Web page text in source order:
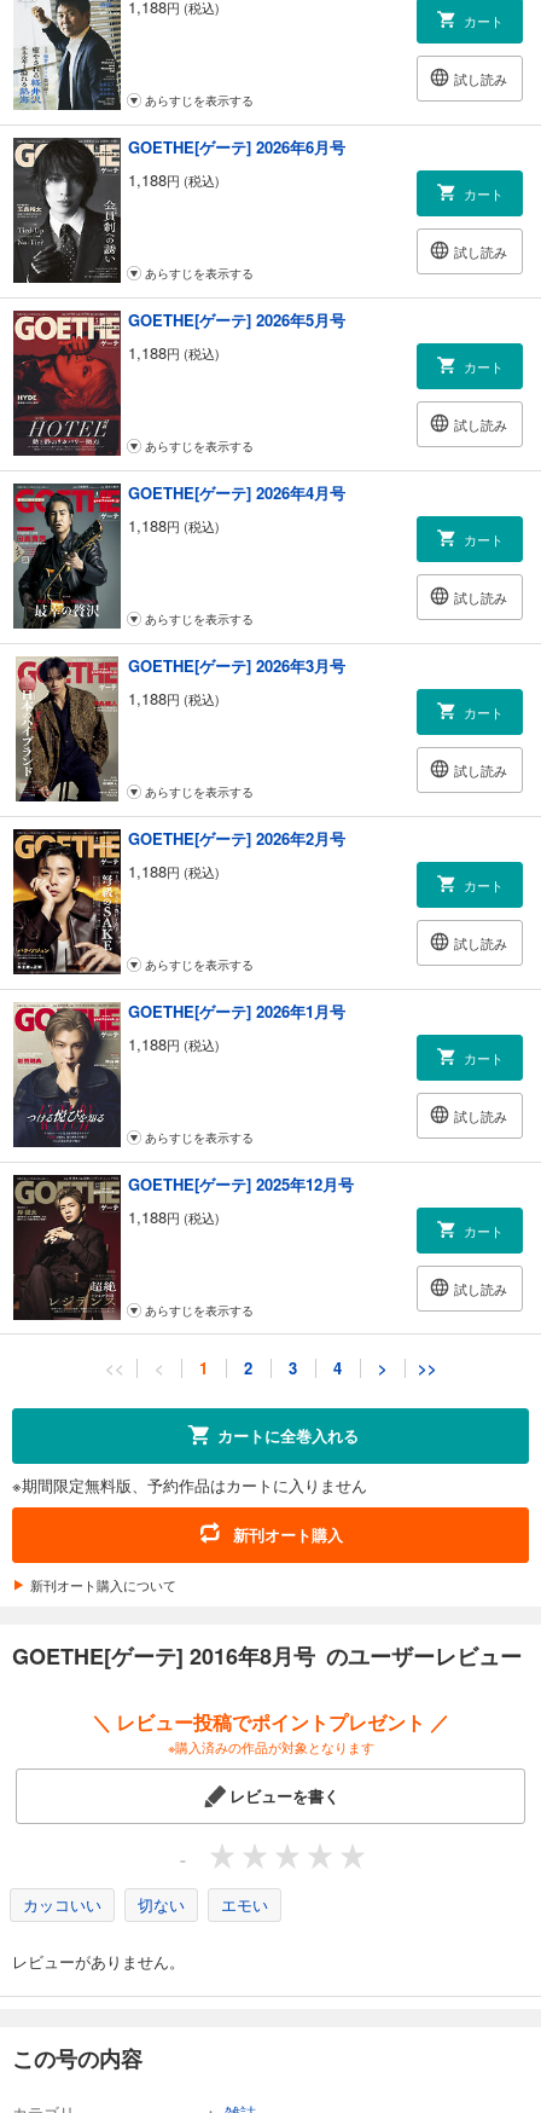
1,188円 (税込)
カート
試し読み
あらすじを表示する
GOETHE[ゲーテ] 2026年6月号
1,188円 (税込)
カート
試し読み
あらすじを表示する
GOETHE[ゲーテ] 2026年5月号
1,188円 (税込)
カート
試し読み
あらすじを表示する
GOETHE[ゲーテ] 2026年4月号
1,188円 (税込)
カート
試し読み
あらすじを表示する
GOETHE[ゲーテ] 2026年3月号
1,188円 (税込)
カート
試し読み
あらすじを表示する
GOETHE[ゲーテ] 2026年2月号
1,188円 (税込)
カート
試し読み
あらすじを表示する
GOETHE[ゲーテ] 2026年1月号
1,188円 (税込)
カート
試し読み
あらすじを表示する
GOETHE[ゲーテ] 2025年12月号
1,188円 (税込)
カート
試し読み
あらすじを表示する
GOETHE[ゲーテ] 2025年11月号
試し読み
あらすじを表示する
GOETHE[ゲーテ] 2025年10月号
1,188円 (税込)
あらすじを表示する
1,188円 (税込)
あらすじを表示する
GOETHE[ゲーテ] 2025年8月号
1,188円 (税込)
あらすじを表示する
GOETHE[ゲーテ] 2025年7月号
<< < 1 2 3 4 > >>
カートに全巻入れる
※期間限定無料版、予約作品はカートに入りません
新刊オート購入
新刊オート購入について
GOETHE[ゲーテ] 2016年8月号 のユーザーレビュー
＼ レビュー投稿でポイントプレゼント ／
※購入済みの作品が対象となります
レビューを書く
-
カッコいい 切ない エモい
レビューがありません。
この号の内容